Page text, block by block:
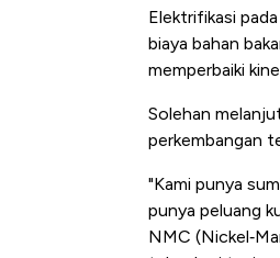
Elektrifikasi
biaya bahan
memperbaiki
Solehan
perkembangan
"Kami punya
punya peluang
NMC